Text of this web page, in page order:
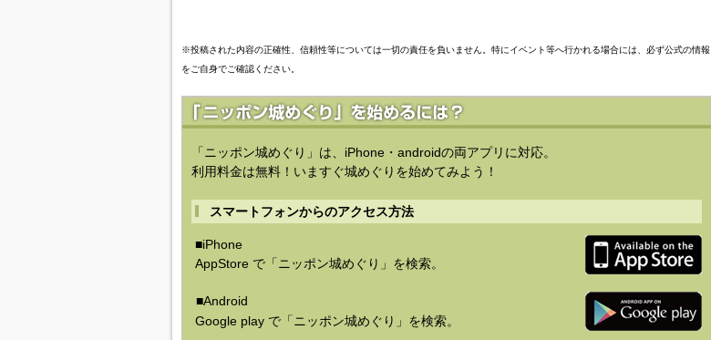
※投稿された内容の正確性、信頼性等については一切の責任を負いません。特にイベント等へ行かれる場合には、必ず公式の情報
をご自身でご確認ください。
「ニッポン城めぐり」は、iPhone・androidの両アプリに対応。
利用料金は無料！いますぐ城めぐりを始めてみよう！
スマートフォンからのアクセス方法
■iPhone
AppStore で「ニッポン城めぐり」を検索。
■Android
Google play で「ニッポン城めぐり」を検索。